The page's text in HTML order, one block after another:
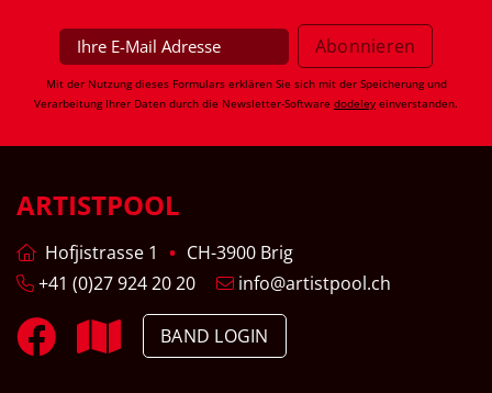
Mit der Nutzung dieses Formulars erklären Sie sich mit der Speicherung und
Verarbeitung Ihrer Daten durch die Newsletter-Software dodeley einverstanden.
ARTISTPOOL
Hofjistrasse 1
CH-3900 Brig
+41 (0)27 924 20 20
info@artistpool.ch
BAND LOGIN